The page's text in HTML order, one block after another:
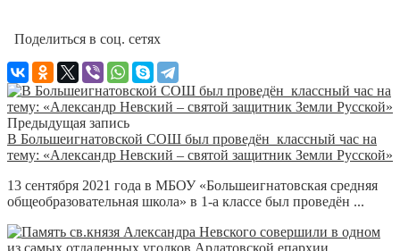
Поделиться в соц. сетях
Предыдущая запись
В Большеигнатовской СОШ был проведён классный час на
тему: «Александр Невский – святой защитник Земли Русской»
13 сентября 2021 года в МБОУ «Большеигнатовская средняя
общеобразовательная школа» в 1-а классе был проведён ...